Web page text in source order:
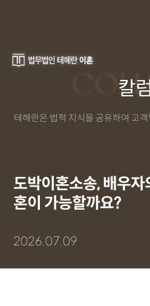
칼
테헤란은 법적 지식을 공유하여 고
도박이혼소송, 배우자
혼이 가능할까요?
2026.07.09